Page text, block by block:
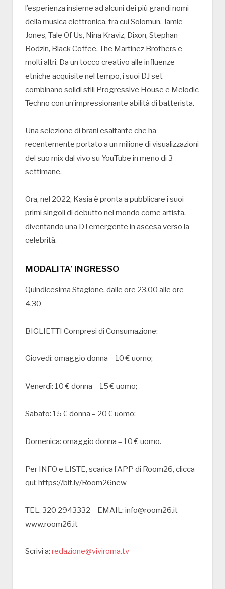
l’esperienza insieme ad alcuni dei più grandi nomi
della musica elettronica, tra cui Solomun, Jamie
Jones, Tale Of Us, Nina Kraviz, Dixon, Stephan
Bodzin, Black Coffee, The Martinez Brothers e
molti altri. Da un tocco creativo alle influenze
etniche acquisite nel tempo, i suoi DJ set
combinano solidi stili Progressive House e Melodic
Techno con un’impressionante abilità di batterista.
Una selezione di brani esaltante che ha
recentemente portato a un milione di visualizzazioni
del suo mix dal vivo su YouTube in meno di 3
settimane.
Ora, nel 2022, Kasia è pronta a pubblicare i suoi
primi singoli di debutto nel mondo come artista,
diventando una DJ emergente in ascesa verso la
celebrità.
MODALITA’ INGRESSO
Quindicesima Stagione, dalle ore 23.00 alle ore
4.30
BIGLIETTI Compresi di Consumazione:
Giovedì: omaggio donna – 10 € uomo;
Venerdì: 10 € donna – 15 € uomo;
Sabato: 15 € donna – 20 € uomo;
Domenica: omaggio donna – 10 € uomo.
Per INFO e LISTE, scarica l’APP di Room26, clicca
qui: https://bit.ly/Room26new
TEL. 320 2943332 – EMAIL: info@room26.it –
www.room26.it
Scrivi a: redazione@viviroma.tv